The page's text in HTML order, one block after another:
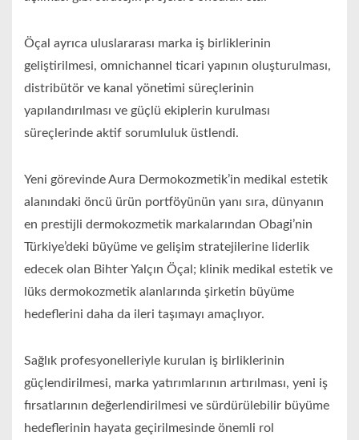
Öçal ayrıca uluslararası marka iş birliklerinin
geliştirilmesi, omnichannel ticari yapının oluşturulması,
distribütör ve kanal yönetimi süreçlerinin
yapılandırılması ve güçlü ekiplerin kurulması
süreçlerinde aktif sorumluluk üstlendi.
Yeni görevinde Aura Dermokozmetik’in medikal estetik
alanındaki öncü ürün portföyünün yanı sıra, dünyanın
en prestijli dermokozmetik markalarından Obagi’nin
Türkiye’deki büyüme ve gelişim stratejilerine liderlik
edecek olan Bihter Yalçın Öçal; klinik medikal estetik ve
lüks dermokozmetik alanlarında şirketin büyüme
hedeflerini daha da ileri taşımayı amaçlıyor.
Sağlık profesyonelleriyle kurulan iş birliklerinin
güçlendirilmesi, marka yatırımlarının artırılması, yeni iş
fırsatlarının değerlendirilmesi ve sürdürülebilir büyüme
hedeflerinin hayata geçirilmesinde önemli rol